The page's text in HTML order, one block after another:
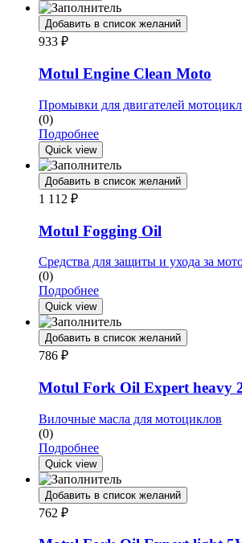
Добавить в список желаний
933 ₽
Motul Engine Clean Moto
Промывки для двигателей
(0)
Подробнее
Quick view
Добавить в список желаний
1 112 ₽
Motul Fogging Oil
Средства для защиты и ухода за
(0)
Подробнее
Quick view
Добавить в список желаний
786 ₽
Motul Fork Oil Expert heavy
Вилочные масла для мотоциклов
(0)
Подробнее
Quick view
Добавить в список желаний
762 ₽